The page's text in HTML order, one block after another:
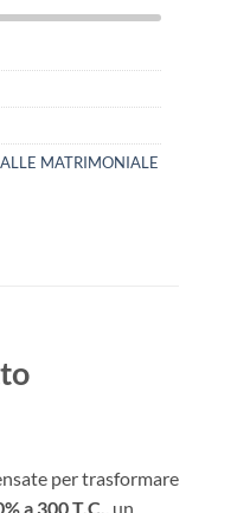
MATRIMONIALE
per trasformare
a 300 T.C., un